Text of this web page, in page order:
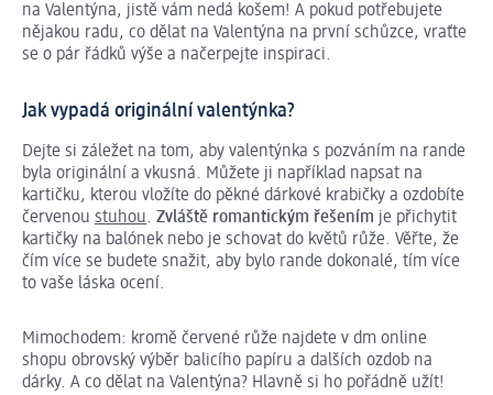
na Valentýna, jistě vám nedá košem! A pokud potřebujete
nějakou radu, co dělat na Valentýna na první schůzce, vraťte
se o pár řádků výše a načerpejte inspiraci.
Jak vypadá originální valentýnka?
Dejte si záležet na tom, aby valentýnka s pozváním na rande
byla originální a vkusná. Můžete ji například napsat na
kartičku, kterou vložíte do pěkné dárkové krabičky a ozdobíte
červenou stuhou. Zvláště romantickým řešením je přichytit
kartičky na balónek nebo je schovat do květů růže. Věřte, že
čím více se budete snažit, aby bylo rande dokonalé, tím více
to vaše láska ocení.
Mimochodem: kromě červené růže najdete v dm online
shopu obrovský výběr balicího papíru a dalších ozdob na
dárky. A co dělat na Valentýna? Hlavně si ho pořádně užít!